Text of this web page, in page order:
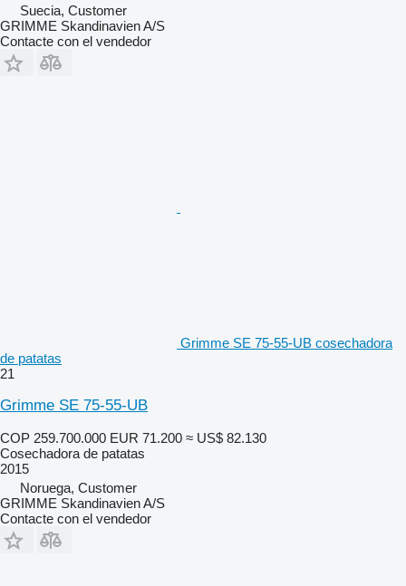
Suecia, Customer
GRIMME Skandinavien A/S
Contacte con el vendedor
Grimme SE 75-55-UB cosechadora
de patatas
21
Grimme SE 75-55-UB
COP 259.700.000 EUR 71.200 ≈ US$ 82.130
Cosechadora de patatas
2015
Noruega, Customer
GRIMME Skandinavien A/S
Contacte con el vendedor